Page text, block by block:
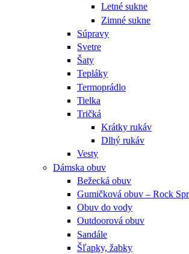
Letné sukne
Zimné sukne
Súpravy
Svetre
Šaty
Tepláky
Termoprádlo
Tielka
Tričká
Krátky rukáv
Dlhý rukáv
Vesty
Dámska obuv
Bežecká obuv
Gumičková obuv – Rock
Obuv do vody
Outdoorová obuv
Sandále
Šľapky, žabky